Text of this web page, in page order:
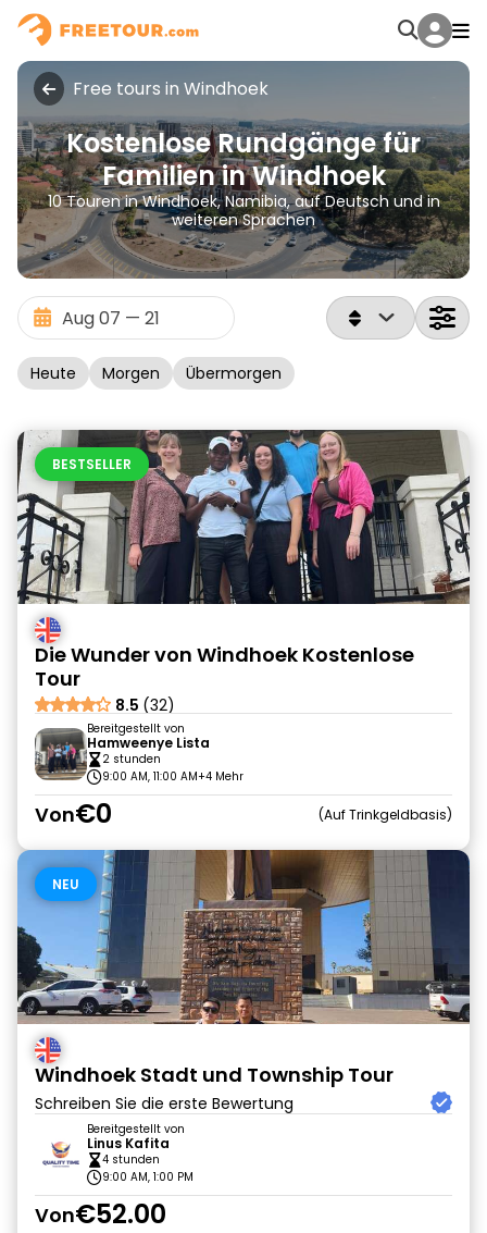
Free tours in Windhoek
Kostenlose Rundgänge für
Familien in Windhoek
10 Touren in Windhoek, Namibia, auf Deutsch und in
weiteren Sprachen
Heute Morgen Übermorgen
BESTSELLER
Die Wunder von Windhoek Kostenlose
Tour
8.5 (32)
Bereitgestellt von
Hamweenye Lista
2 stunden
9:00 AM, 11:00 AM+4 Mehr
Von€0 Auf Trinkgeldbasis
NEU
Windhoek Stadt und Township Tour
Schreiben Sie die erste Bewertung
Bereitgestellt von
Linus Kafita
4 stunden
9:00 AM, 1:00 PM
Von€52.00